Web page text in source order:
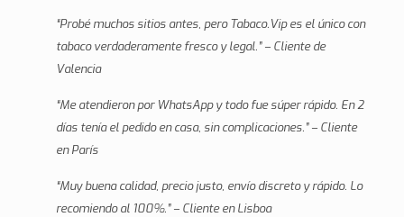
“Probé muchos sitios antes, pero Tabaco.Vip es el único con
tabaco verdaderamente fresco y legal.” – Cliente de
Valencia
“Me atendieron por WhatsApp y todo fue súper rápido. En 2
días tenía el pedido en casa, sin complicaciones.” – Cliente
en París
“Muy buena calidad, precio justo, envío discreto y rápido. Lo
recomiendo al 100%.” – Cliente en Lisboa